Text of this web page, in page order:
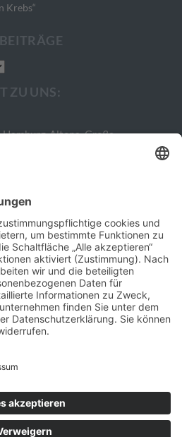
Krebs“
ZU UNS:
Hamburg-Altona, Große
liekendeeler.de
e. V. , alle Rechte
Engagements
Infos & Spenden